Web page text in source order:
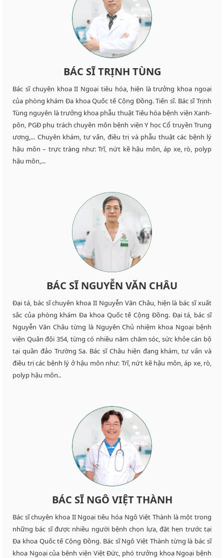
BÁC SĨ TRỊNH TÙNG
Bác sĩ chuyên khoa II Ngoại tiêu hóa, hiện là trưởng khoa ngoại
của phòng khám Đa khoa Quốc tế Cộng Đồng. Tiến sĩ. Bác sĩ Trịnh
Tùng nguyên là trưởng khoa phẫu thuật Tiêu hóa bệnh viện Xanh-
pôn, PGĐ phụ trách chuyên môn bệnh viện Y học Cổ truyền Trung
ương,... Chuyên khám, tư vấn, điều trị và phẫu thuật các bệnh lý
hậu môn – trực tràng như: Trĩ, nứt kẽ hậu môn, áp xe, rò, polyp
hậu môn,...
BÁC SĨ NGUYỄN VĂN CHÂU
Đại tá, bác sĩ chuyên khoa II Nguyễn Văn Châu, hiện là bác sĩ xuất
sắc của phòng khám Đa khoa Quốc tế Cộng Đồng. Đại tá, bác sĩ
Nguyễn Văn Châu từng là Nguyên Chủ nhiệm khoa Ngoại bệnh
viện Quân đội 354, từng có nhiều năm chăm sóc, sức khỏe cán bộ
tại quần đảo Trường Sa. Bác sĩ Châu hiện đang khám, tư vấn và
điều trị các bệnh lý ở hậu môn như: Trĩ, nứt kẽ hậu môn, áp xe, rò,
polyp hậu môn..
BÁC SĨ NGÔ VIỆT THÀNH
Bác sĩ chuyên khoa II Ngoại tiêu hóa Ngô Việt Thành là một trong
những bác sĩ được nhiều người bệnh chọn lựa, đặt hẹn trước tại
Đa khoa Quốc tế Cộng Đồng. Bác sĩ Ngô Việt Thành từng là bác sĩ
khoa Ngoại của bệnh viện Việt Đức, phó trưởng khoa Ngoại bệnh